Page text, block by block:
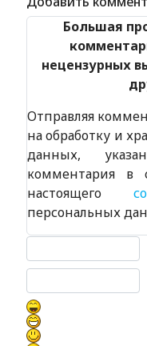
Большая
нецензурных
Отправляя
на обработку и
данных,
комментария в
настоящего
персональных
Текст комментария